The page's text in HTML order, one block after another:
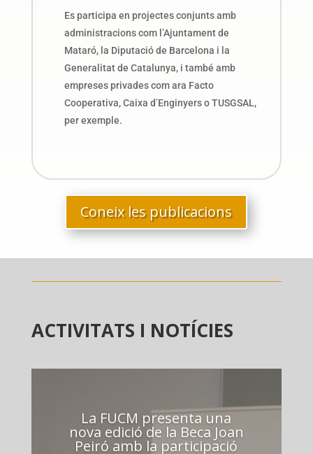
Es participa en projectes conjunts amb
administracions com l’Ajuntament de
Mataró, la Diputació de Barcelona i la
Generalitat de Catalunya, i també amb
empreses privades com ara Facto
Cooperativa, Caixa d’Enginyers o TUSGSAL,
per exemple.
Coneix les publicacions
ACTIVITATS I NOTÍCIES
La FUCM presenta una
nova edició de la Beca Joan
Peiró amb la participació